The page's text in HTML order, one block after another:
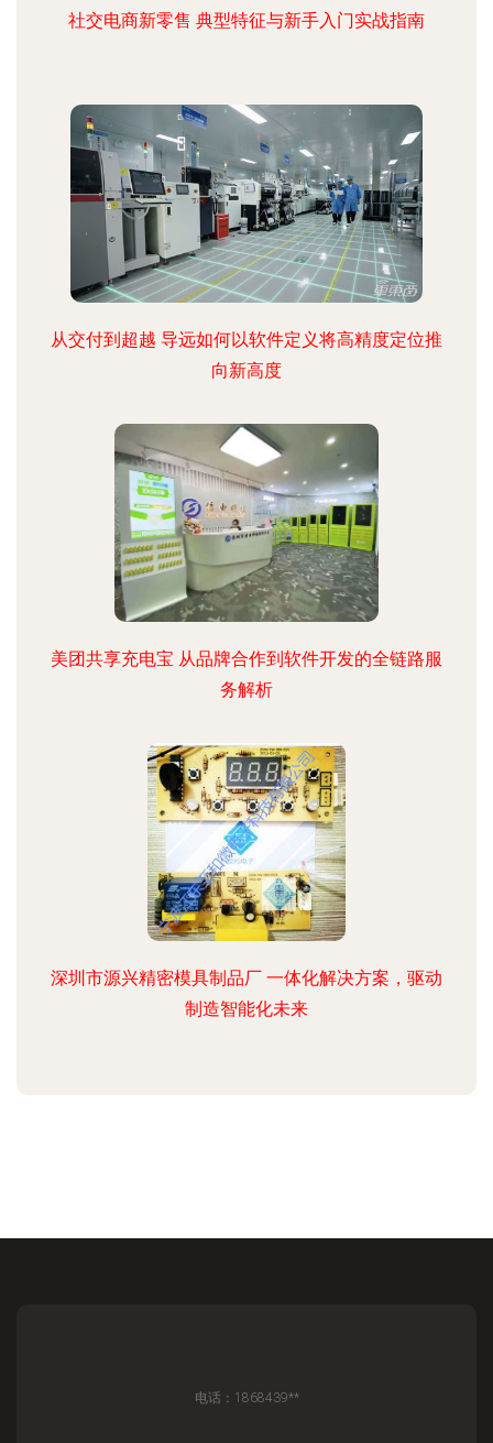
社交电商新零售 典型特征与新手入门实战指南
从交付到超越 导远如何以软件定义将高精度定位推
向新高度
美团共享充电宝 从品牌合作到软件开发的全链路服
务解析
深圳市源兴精密模具制品厂 一体化解决方案，驱动
制造智能化未来
电话：1868439**